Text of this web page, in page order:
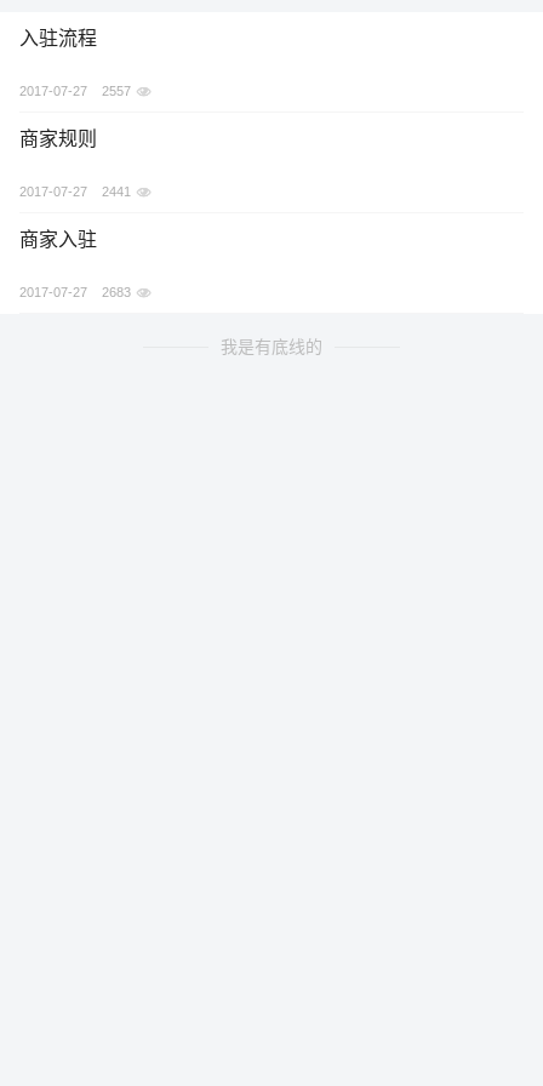
入驻流程
2017-07-27 2557
商家规则
2017-07-27 2441
商家入驻
2017-07-27 2683
我是有底线的